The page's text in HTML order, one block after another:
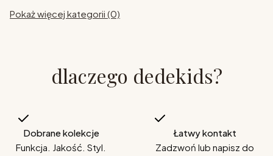
Pokaż więcej kategorii (0)
dlaczego dedekids?
Dobrane kolekcje
Funkcja. Jakość. Styl.
Łatwy kontakt
Zadzwoń lub napisz do